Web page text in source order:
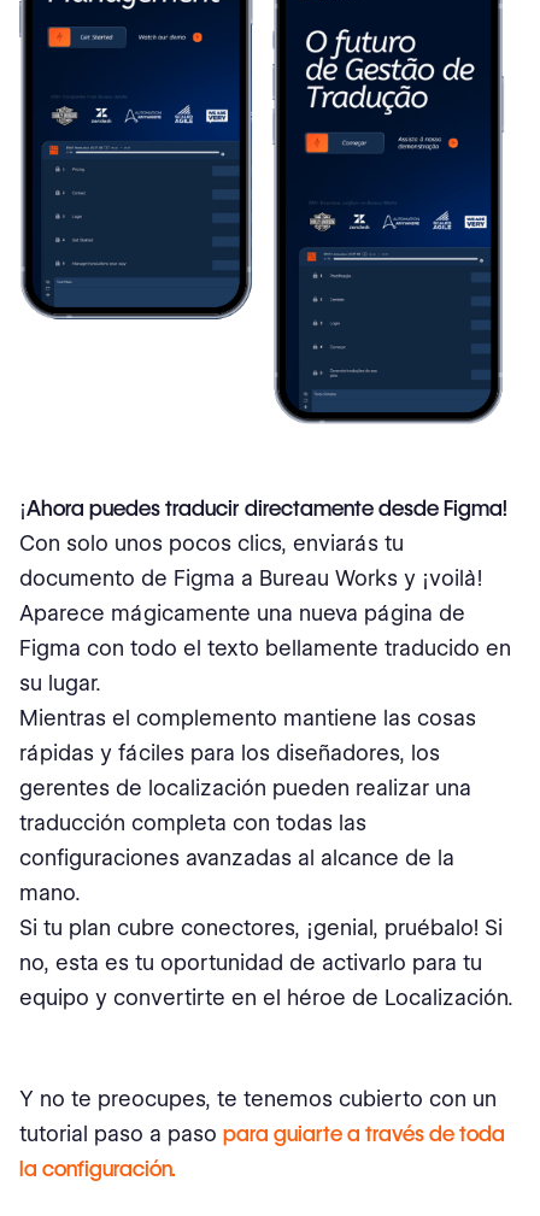
¡Ahora puedes traducir directamente desde Figma!
Con solo unos pocos clics, enviarás tu
documento de Figma a Bureau Works y ¡voilà!
Aparece mágicamente una nueva página de
Figma con todo el texto bellamente traducido en
su lugar.
Mientras el complemento mantiene las cosas
rápidas y fáciles para los diseñadores, los
gerentes de localización pueden realizar una
traducción completa con todas las
configuraciones avanzadas al alcance de la
mano.
Si tu plan cubre conectores, ¡genial, pruébalo! Si
no, esta es tu oportunidad de activarlo para tu
equipo y convertirte en el héroe de Localización.
Y no te preocupes, te tenemos cubierto con un
tutorial paso a paso para guiarte a través de toda
la configuración.